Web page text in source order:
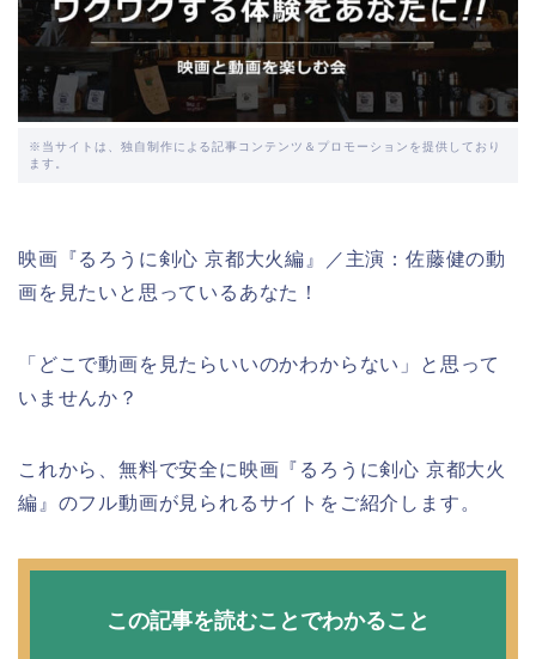
※当サイトは、独自制作による記事コンテンツ＆プロモーションを提供しており
ます。
映画『るろうに剣心 京都大火編』／主演：佐藤健の動
画を見たいと思っているあなた！
「どこで動画を見たらいいのかわからない」と思って
いませんか？
これから、無料で安全に映画『るろうに剣心 京都大火
編』のフル動画が見られるサイトをご紹介します。
この記事を読むことでわかること